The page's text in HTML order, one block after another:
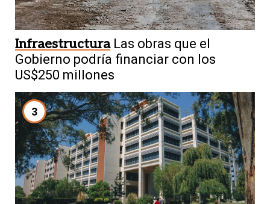
Infraestructura Las obras que el
Gobierno podría financiar con los
US$250 millones
3